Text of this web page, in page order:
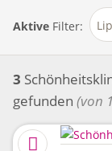
Bruststraffung
Aktive Filter:
3
gefunden (von